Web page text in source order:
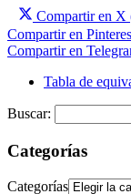
Compartir en X
Compartir en
Compartir en
Tabla de
Buscar:
Categorías
Categorías